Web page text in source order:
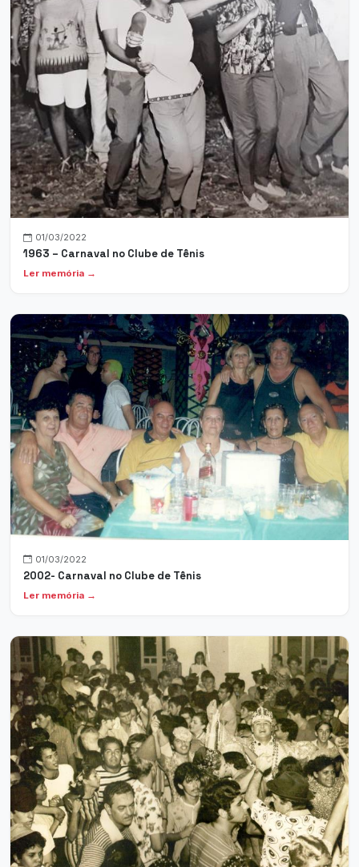
01/03/2022
1963 – Carnaval no Clube de Tênis
Ler memória →
01/03/2022
2002- Carnaval no Clube de Tênis
Ler memória →